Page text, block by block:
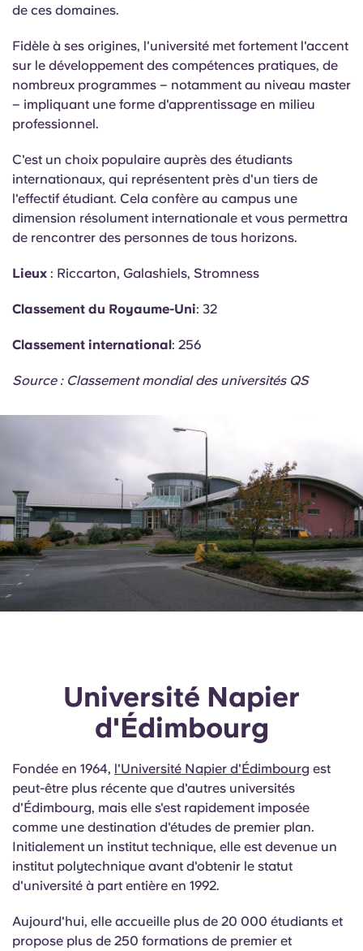
de ces domaines.
Fidèle à ses origines, l'université met fortement l'accent
sur le développement des compétences pratiques, de
nombreux programmes – notamment au niveau master
– impliquant une forme d'apprentissage en milieu
professionnel.
C'est un choix populaire auprès des étudiants
internationaux, qui représentent près d'un tiers de
l'effectif étudiant. Cela confère au campus une
dimension résolument internationale et vous permettra
de rencontrer des personnes de tous horizons.
Lieux : Riccarton, Galashiels, Stromness
Classement du Royaume-Uni: 32
Classement international: 256
Source : Classement mondial des universités QS
Université Napier
d'Édimbourg
Fondée en 1964, l'Université Napier d'Édimbourg est
peut-être plus récente que d'autres universités
d'Édimbourg, mais elle s'est rapidement imposée
comme une destination d'études de premier plan.
Initialement un institut technique, elle est devenue un
institut polytechnique avant d'obtenir le statut
d'université à part entière en 1992.
Aujourd'hui, elle accueille plus de 20 000 étudiants et
propose plus de 250 formations de premier et